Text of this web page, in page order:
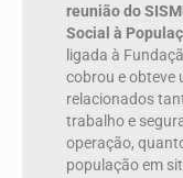
reunião do
Social à
ligada à
cobrou e obteve
relacionados
trabalho e
operação,
população em